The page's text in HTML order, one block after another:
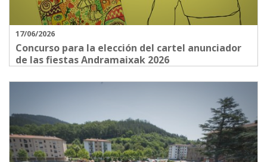
17/06/2026
Concurso para la elección del cartel anunciador
de las fiestas Andramaixak 2026